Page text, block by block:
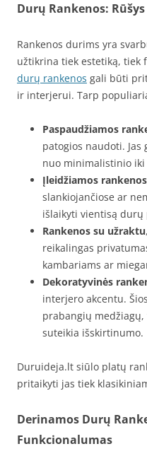
Durų Rankenos:
Rankenos durims yra
užtikrina tiek estetiką, tiek
durų rankenos gali būti
ir interjerui. Tarp
Paspaudžiamos
patogios naudoti.
nuo minimalistinio iki
Įleidžiamos rankenos
slankiojančiose ar
išlaikyti vientisą durų
Rankenos su užraktu
reikalingas
kambariams ar
Dekoratyvinės
interjero akcentu.
prabangių
suteikia išskirtinumo.
Duruideja.lt siūlo platų
pritaikyti jas tiek
Derinamos Durų
Funkcionalumas